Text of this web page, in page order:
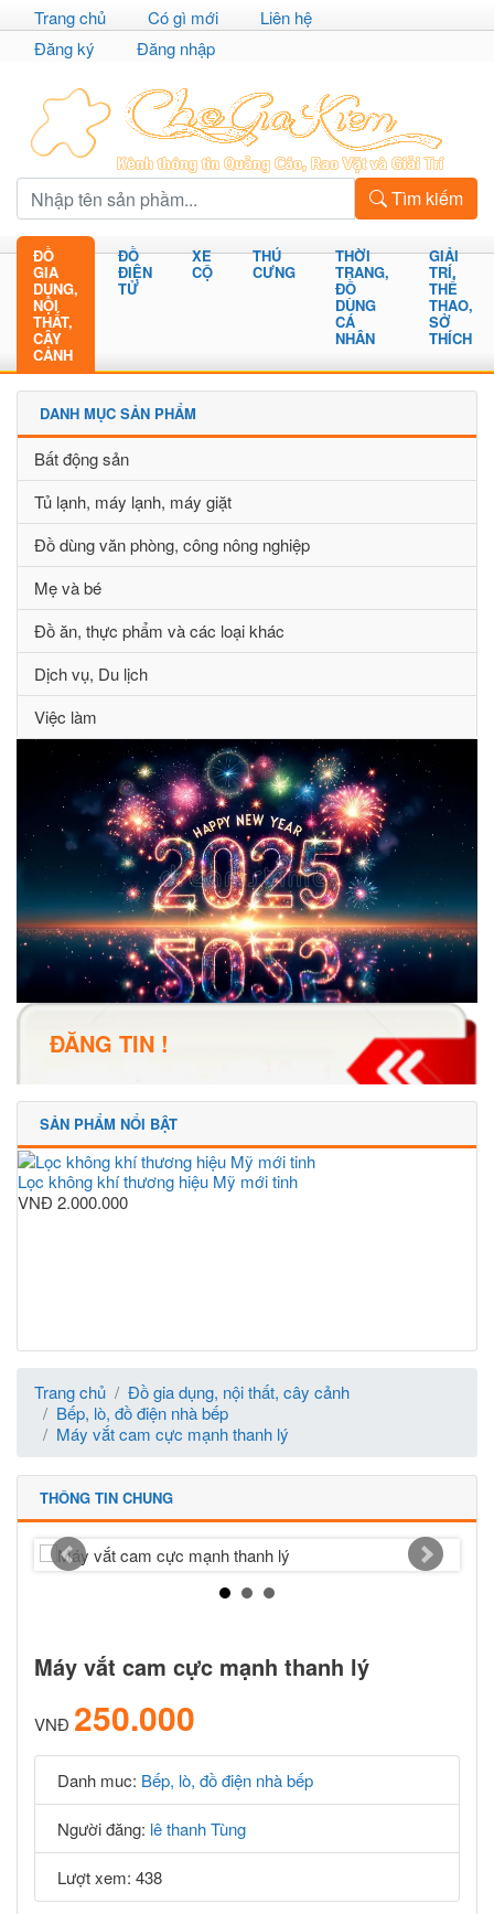
Trang chủ Có gì mới
Liên hệ
Đăng ký
Đăng nhập
Tìm kiếm
ĐỒ
GIA
DỤNG,
NỘI
THẤT,
CÂY
CẢNH
ĐỒ
ĐIỆN
TỬ
XE
CỘ
THÚ
CƯNG
THỜI
TRANG,
ĐỒ
DÙNG
CÁ
NHÂN
GIẢI
TRÍ,
THỂ
THAO,
SỞ
THÍCH
DANH MỤC SẢN PHẨM
Bất động sản
Tủ lạnh, máy lạnh, máy giặt
Đồ dùng văn phòng, công nông nghiệp
Mẹ và bé
Đồ ăn, thực phẩm và các loại khác
Dịch vụ, Du lịch
Việc làm
ĐĂNG TIN !
SẢN PHẨM NỔI BẬT
Lọc không khí thương hiệu Mỹ mới tinh
VNĐ 2.000.000
Trang chủ
Đồ gia dụng, nội thất, cây cảnh
Bếp, lò, đồ điện nhà bếp
Máy vắt cam cực mạnh thanh lý
THÔNG TIN CHUNG
Máy vắt cam cực mạnh thanh lý
VNĐ 250.000
Danh muc: Bếp, lò, đồ điện nhà bếp
Người đăng: lê thanh Tùng
Lượt xem: 438